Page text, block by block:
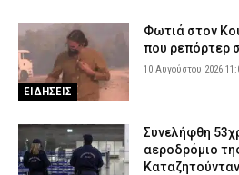
Κήπους και Δοϊράνη – Διαφυγόντες
(εικόνες)
ΕΙΔΗΣΕΙΣ 9 Αυγούστου 2026 20:31
Πέθανε ο ηθοποιός Νίκος
Προήχθησαν έξι αξιωματικοί της
νέοι τους βαθμοί
ΕΙΔΗΣΕΙΣ
Φωτιά στον
που ρεπόρτερ
10 Αυγούστου 2026
Συνελήφθη
αεροδρόμιο